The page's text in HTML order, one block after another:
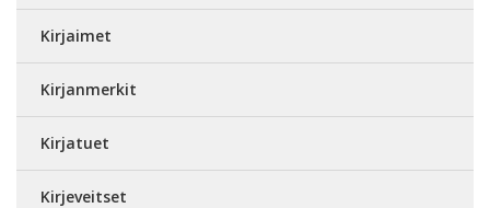
Kirjaimet
Kirjanmerkit
Kirjatuet
Kirjeveitset